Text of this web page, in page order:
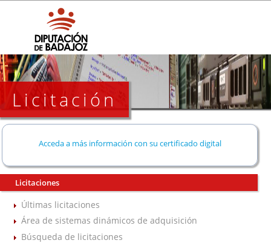
Licitación
Acceda a más información con su certificado digital
Licitaciones
Últimas licitaciones
Área de sistemas dinámicos de adquisición
Búsqueda de licitaciones